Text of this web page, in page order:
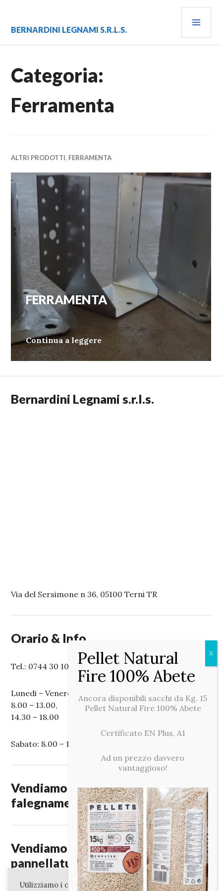
contenuto
BERNARDINI LEGNAMI S.R.L.S.
Categoria:
Ferramenta
ALTRI PRODOTTI, FERRAMENTA
FERRAMENTA
16/01/2020
VALI
Continua a leggereFERRAMENTA
Bernardini Legnami s.r.l.s.
Via del Sersimone n 36, 05100 Terni TR
Orario & Info
Tel.: 0744 30 10 50
Lunedi – Venerdi:
8.00 – 13.00,
14.30 – 18.00
Sabato: 8.00 – 12.00
Vendiamo legnami per edilizia,
falegnameria e fai da te.
Vendiamo legnami, paleria,
pannellature, pellet, impregnanti e
ferramenta.
Utilizziamo i cookie sul nostro sito
Ancora disponibili sacchi da Kg. 15
Pellet Natural Fire 100% Abete
Certificato EN Plus, A1
Ad un prezzo davvero
vantaggioso!